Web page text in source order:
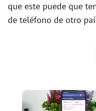
que este puede que
de teléfono de otro